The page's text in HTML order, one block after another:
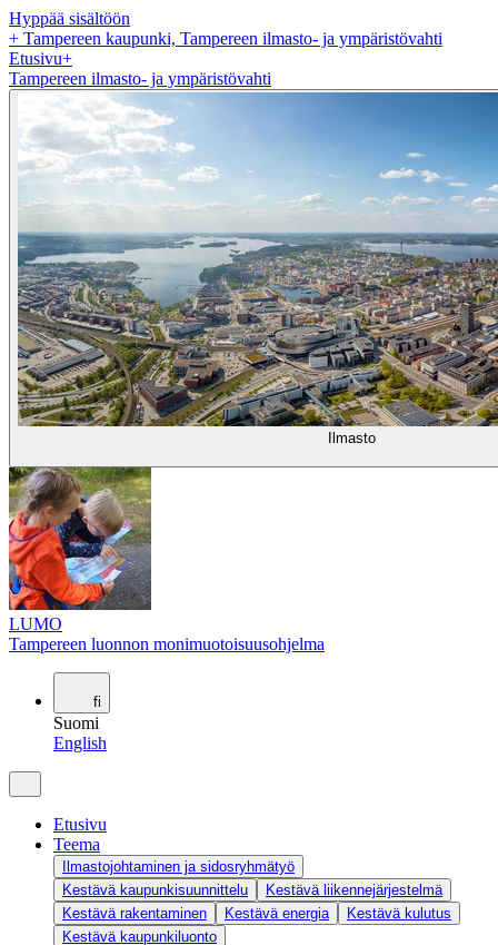
Hyppää sisältöön
+ Tampereen kaupunki, Tampereen ilmasto- ja ympäristövahti
Etusivu+
Tampereen ilmasto- ja ympäristövahti
Ilmasto
LUMO
Tampereen luonnon monimuotoisuusohjelma
fi
Suomi
English
Etusivu
Teema
Ilmastojohtaminen ja sidosryhmätyö
Kestävä kaupunkisuunnittelu
Kestävä liikennejärjestelmä
Kestävä rakentaminen
Kestävä energia
Kestävä kulutus
Kestävä kaupunkiluonto